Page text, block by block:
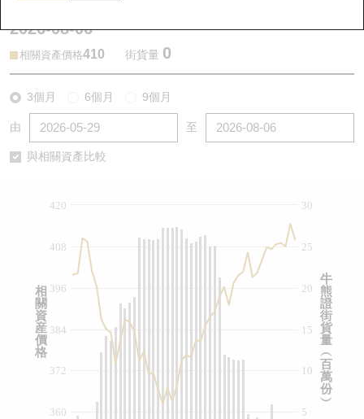
2026-08-06
相關資產價格410 街貨量 0
3個月 6個月 9個月
由 至
與相關資產比較
5
10
15
20
25
30
360
372
384
396
408
420
牛
熊
證
街
貨
量
︵
百
萬
份
︶
相
關
資
産
價
格
認股證分析儀
認股證/牛熊證日誌
新發行瑞銀牛熊證
牛熊證到期結算價查詢
牛熊證文件及公告
牛熊證文件及公告 (瑞信)
街貨統計
科指成份股
中資ETFs溢價比較
收市競價變化
牛熊證投資者教育